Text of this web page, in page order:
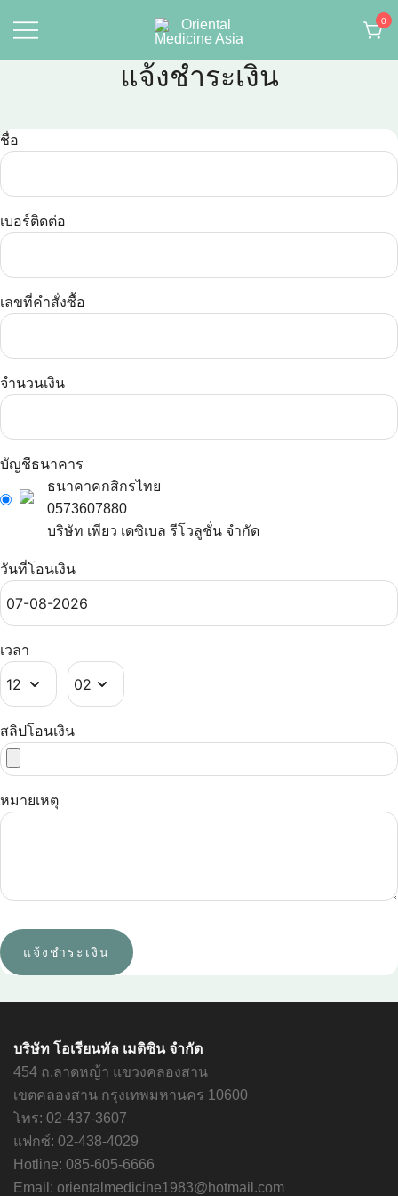
content
Oriental
Medicine Asia
0
แจ้งชำระเงิน
ชื่อ
เบอร์ติดต่อ
เลขที่คำสั่งซื้อ
จำนวนเงิน
บัญชีธนาคาร
ธนาคาคกสิกรไทย
0573607880
บริษัท เพียว เดซิเบล รีโวลูชั่น จำกัด
วันที่โอนเงิน
เวลา
สลิปโอนเงิน
หมายเหตุ
บริษัท โอเรียนทัล เมดิซิน จำกัด
454 ถ.ลาดหญ้า แขวงคลองสาน
เขตคลองสาน กรุงเทพมหานคร 10600
โทร: 02-437-3607
แฟกซ์: 02-438-4029
Hotline: 085-605-6666
Email: orientalmedicine1983@hotmail.com